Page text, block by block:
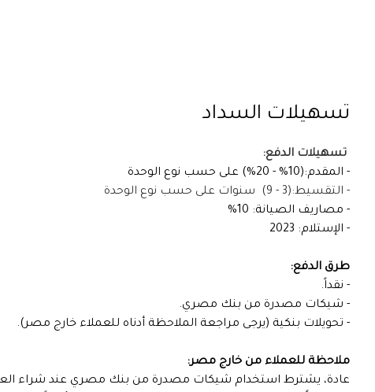
تسهيلات السداد
تسهيلات الدفع:
- المقدم:(
10%
- 20%) على حسب نوع الوحدة
- التقسيط:(3 -
9) سنوات على حسب نوع الوحدة
- مصاريف الصيانة: 10%
- الإستلام: 2023
طرق الدفع:
- نقداً.
- شيكات مصدرة من بنك مصري.
- تحويلات بنكية (يرجى مراجعة الملاحظة أدناه للعملاء خارج مصر).
ملاحظة للعملاء من خارج مصر:
عادة، يشترط استخدام شيكات مصدرة من بنك مصري عند شراء